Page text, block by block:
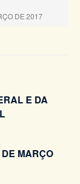
DE 2017
E DA
MARÇO